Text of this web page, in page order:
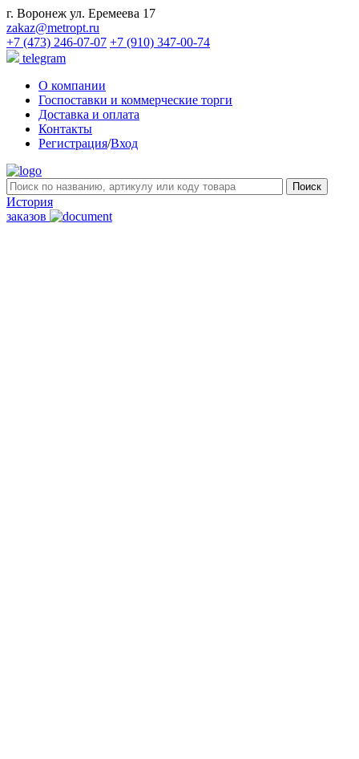
г. Воронеж ул. Еремеева 17
zakaz@metropt.ru
+7 (473) 246-07-07 +7 (910) 347-00-74
telegram
О компании
Госпоставки и коммерческие торги
Доставка и оплата
Контакты
Регистрация/Вход
История
заказов